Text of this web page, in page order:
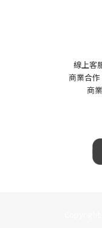
線上客
商業合
商